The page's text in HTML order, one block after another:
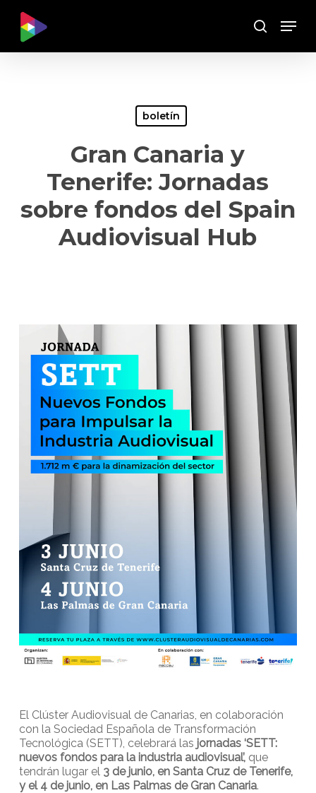
main
Buscar
Menu
boletín
Gran Canaria y
Tenerife: Jornadas
sobre fondos del Spain
Audiovisual Hub
El Clúster Audiovisual de Canarias, en colaboración
con la Sociedad Española de Transformación
Tecnológica (SETT), celebrará las jornadas ‘SETT:
nuevos fondos para la industria audiovisual’,que
tendrán lugar el 3 de junio, en Santa Cruz de Tenerife,
y el 4 de junio, en Las Palmas de Gran Canaria.